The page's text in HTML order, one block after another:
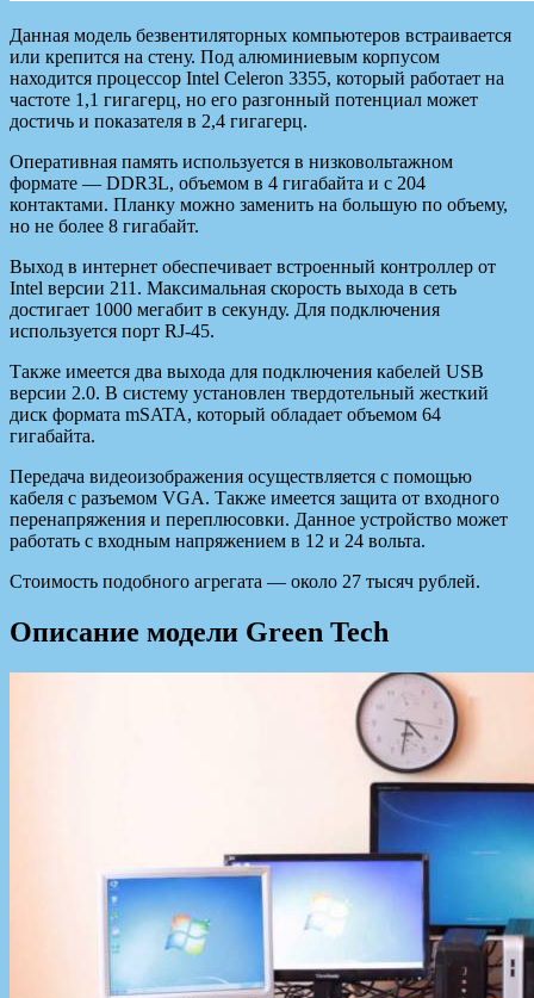
Данная модель безвентиляторных компьютеров встраивается
или крепится на стену. Под алюминиевым корпусом
находится процессор Intel Celeron 3355, который работает на
частоте 1,1 гигагерц, но его разгонный потенциал может
достичь и показателя в 2,4 гигагерц.
Оперативная память используется в низковольтажном
формате — DDR3L, объемом в 4 гигабайта и с 204
контактами. Планку можно заменить на большую по объему,
но не более 8 гигабайт.
Выход в интернет обеспечивает встроенный контроллер от
Intel версии 211. Максимальная скорость выхода в сеть
достигает 1000 мегабит в секунду. Для подключения
используется порт RJ-45.
Также имеется два выхода для подключения кабелей USB
версии 2.0. В систему установлен твердотельный жесткий
диск формата mSATA, который обладает объемом 64
гигабайта.
Передача видеоизображения осуществляется с помощью
кабеля с разъемом VGA. Также имеется защита от входного
перенапряжения и переплюсовки. Данное устройство может
работать с входным напряжением в 12 и 24 вольта.
Стоимость подобного агрегата — около 27 тысяч рублей.
Описание модели Green Tech